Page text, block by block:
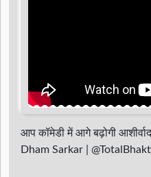
आप कॉमेडी में आगे बढ़ोगी
Dham Sarkar |